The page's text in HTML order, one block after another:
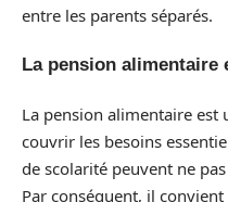
entre les parents séparés.
La pension
La pension alimentaire est
couvrir les besoins
de scolarité peuvent ne
Par conséquent, il